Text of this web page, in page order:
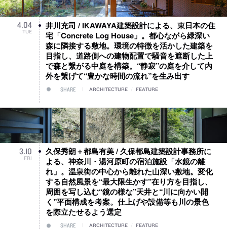
4.04
TUE
井川充司 / IKAWAYA建築設計による、東日本の住
宅「Concrete Log House」。都心ながら緑深い
森に隣接する敷地。環境の特徴を活かした建築を
目指し、道路側への建物配置で騒音を遮断した上
で森と繋がる中庭を構築。“静寂”の庭を介して内
外を繋げて“豊かな時間の流れ”を生み出す
SHARE ARCHITECTURE FEATURE
3.10
FRI
久保秀朗＋都島有美 / 久保都島建築設計事務所に
よる、神奈川・湯河原町の宿泊施設「水鏡の離
れ」。温泉街の中心から離れた山深い敷地。変化
する自然風景を“最大限生かす”在り方を目指し、
周囲を写し込む“鏡の様な”天井と“川に向かい開
く”平面構成を考案。仕上げや設備等も川の景色
を際立たせるよう選定
SHARE ARCHITECTURE FEATURE